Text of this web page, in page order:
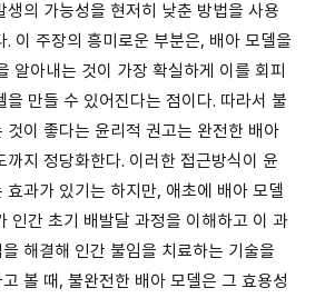
생의 가능성을 현저히 낮춘 방법을 사용
. 이 주장의 흥미로운 부분은, 배아 모델을
알아내는 것이 가장 확실하게 이를 회피
을 만들 수 있어진다는 점이다. 따라서 불
것이 좋다는 윤리적 권고는 완전한 배아
지 정당화한다. 이러한 접근방식이 윤
효과가 있기는 하지만, 애초에 배아 모델
인간 초기 배발달 과정을 이해하고 이 과
해결해 인간 불임을 치료하는 기술을
볼 때, 불완전한 배아 모델은 그 효용성